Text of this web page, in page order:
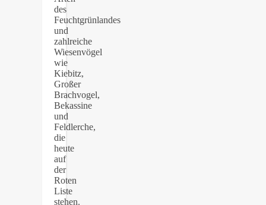
des
Feuchtgrünlandes
und
zahlreiche
Wiesenvögel
wie
Kiebitz,
Großer
Brachvogel,
Bekassine
und
Feldlerche,
die
heute
auf
der
Roten
Liste
stehen.